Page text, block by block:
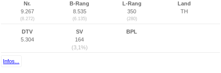
Nr.
9.267
(8.272)
B-Rang
8.535
(6.135)
L-Rang
350
(280)
Land
TH
DTV
5.304
SV
164
(3,1%)
BPL
Infos...